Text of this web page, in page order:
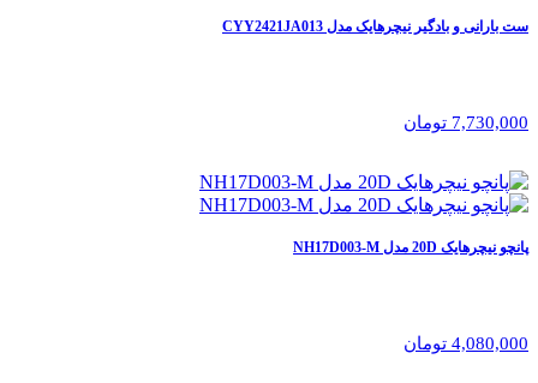
ست بارانی و بادگیر نیچرهایک مدل CYY2421JA013
7,730,000 تومان
پانچو نیچرهایک 20D مدل NH17D003-M
4,080,000 تومان